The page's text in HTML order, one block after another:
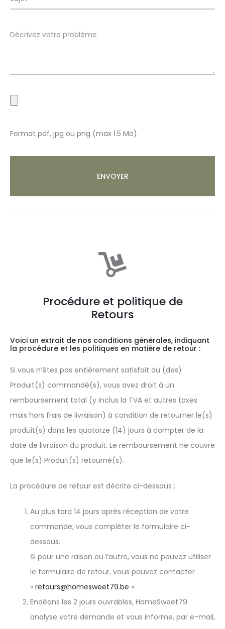
Format pdf, jpg ou png (max 1.5 Mo).
Procédure et politique de
Retours
Voici un extrait de nos conditions générales, indiquant
la procédure et les politiques en matière de retour :
Si vous n’êtes pas entièrement satisfait du (des)
Produit(s) commandé(s), vous avez droit à un
remboursement total (y inclus la TVA et autres taxes
mais hors frais de livraison) à condition de retourner le(s)
produit(s) dans les quatorze (14) jours à compter de la
date de livraison du produit. Le remboursement ne couvre
que le(s) Produit(s) retourné(s).
La procédure de retour est décrite ci-dessous :
Au plus tard 14 jours après réception de votre
commande, vous compléter le formulaire ci-
dessous.
Si pour une raison ou l’autre, vous ne pouvez utiliser
le formulaire de retour, vous pouvez contacter
« retours@homesweet79.be ».
Endéans les 2 jours ouvrables, HomeSweet79
analyse votre demande et vous informe, par e-mail,